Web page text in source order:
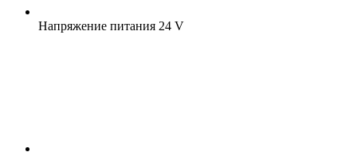
Напряжение питания 24 V